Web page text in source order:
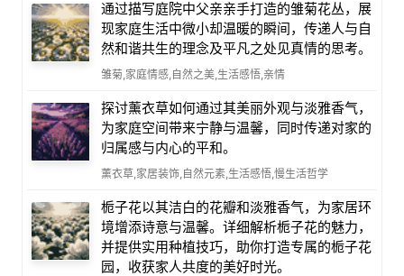
通过描写庭院中父亲亲手打造的雏菊花丛，展
现家庭生活中微小却温暖的瞬间，传递人与自
然和谐共生的理念及平凡之处见真情的思考。
雏菊,家庭情感,自然之美,生活感悟,亲情
探讨薰衣草如何通过其美丽外观与淡雅香气，
为家庭空间带来宁静与温馨，同时传递对家的
归属感与内心的平和。
薰衣草,家居装饰,自然元素,生活感悟,慢生活哲学
栀子花以其洁白的花瓣和淡雅香气，为家居环
境增添诗意与温馨。详细解析栀子花的魅力，
并提供实用种植技巧，助你打造专属的栀子花
园，收获家人共度的美好时光。